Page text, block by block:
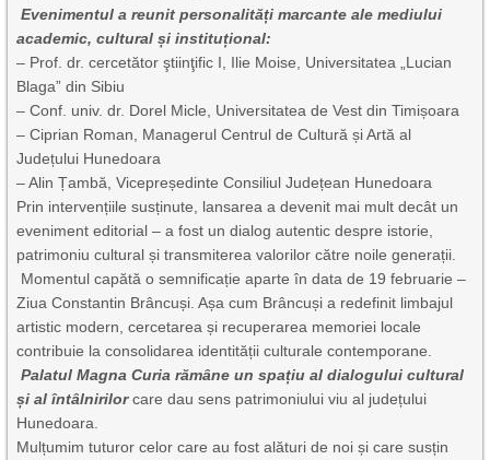
Evenimentul a reunit personalități marcante ale mediului
academic, cultural și instituțional:
– Prof. dr. cercetător ştiinţific I, Ilie Moise, Universitatea „Lucian
Blaga” din Sibiu
– Conf. univ. dr. Dorel Micle, Universitatea de Vest din Timișoara
– Ciprian Roman, Managerul Centrul de Cultură și Artă al
Județului Hunedoara
– Alin Țambă, Vicepreședinte Consiliul Județean Hunedoara
Prin intervențiile susținute, lansarea a devenit mai mult decât un
eveniment editorial – a fost un dialog autentic despre istorie,
patrimoniu cultural și transmiterea valorilor către noile generații.
Momentul capătă o semnificație aparte în data de 19 februarie –
Ziua Constantin Brâncuși. Așa cum Brâncuși a redefinit limbajul
artistic modern, cercetarea și recuperarea memoriei locale
contribuie la consolidarea identității culturale contemporane.
Palatul Magna Curia rămâne un spațiu al dialogului cultural
și al întâlnirilorcare dau sens patrimoniului viu al județului
Hunedoara.
Mulțumim tuturor celor care au fost alături de noi și care susțin